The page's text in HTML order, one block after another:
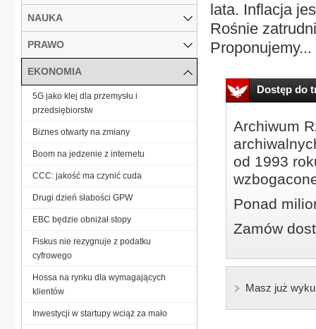
lata. Inflacja
Rośnie
Proponujemy...
Dostęp do
Archiwum
od 1993
Ponad
Zamów
Masz już
NAUKA
PRAWO
EKONOMIA
5G jako klej dla przemysłu i
przedsiębiorstw
Biznes otwarty na zmiany
Boom na jedzenie z internetu
CCC: jakość ma czynić cuda
Drugi dzień słabości GPW
EBC będzie obniżał stopy
Fiskus nie rezygnuje z podatku
cyfrowego
Hossa na rynku dla wymagających
klientów
Inwestycji w startupy wciąż za mało